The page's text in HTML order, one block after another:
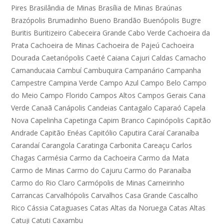
Pires Brasilândia de Minas Brasília de Minas Braúnas
Brazópolis Brumadinho Bueno Brandão Buenópolis Bugre
Buritis Buritizeiro Cabeceira Grande Cabo Verde Cachoeira da
Prata Cachoeira de Minas Cachoeira de Pajeú Cachoeira
Dourada Caetanópolis Caeté Caiana Cajuri Caldas Camacho
Camanducaia Cambuí Cambuquira Campanário Campanha
Campestre Campina Verde Campo Azul Campo Belo Campo
do Meio Campo Florido Campos Altos Campos Gerais Cana
Verde Canaã Canápolis Candeias Cantagalo Caparaó Capela
Nova Capelinha Capetinga Capim Branco Capinópolis Capitão
Andrade Capitão Enéas Capitólio Caputira Caraí Caranaíba
Carandaí Carangola Caratinga Carbonita Careaçu Carlos
Chagas Carmésia Carmo da Cachoeira Carmo da Mata
Carmo de Minas Carmo do Cajuru Carmo do Paranaíba
Carmo do Rio Claro Carmópolis de Minas Carneirinho
Carrancas Carvalhópolis Carvalhos Casa Grande Cascalho
Rico Cássia Cataguases Catas Altas da Noruega Catas Altas
Catuji Catuti Caxambu